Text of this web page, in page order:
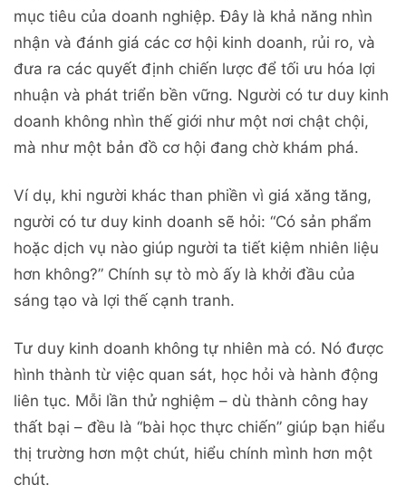
mục tiêu của doanh nghiệp. Đây là khả năng nhìn
nhận và đánh giá các cơ hội kinh doanh, rủi ro, và
đưa ra các quyết định chiến lược để tối ưu hóa lợi
nhuận và phát triển bền vững. Người có tư duy kinh
doanh không nhìn thế giới như một nơi chật chội,
mà như một bản đồ cơ hội đang chờ khám phá.
Ví dụ, khi người khác than phiền vì giá xăng tăng,
người có tư duy kinh doanh sẽ hỏi: “Có sản phẩm
hoặc dịch vụ nào giúp người ta tiết kiệm nhiên liệu
hơn không?” Chính sự tò mò ấy là khởi đầu của
sáng tạo và lợi thế cạnh tranh.
Tư duy kinh doanh không tự nhiên mà có. Nó được
hình thành từ việc quan sát, học hỏi và hành động
liên tục. Mỗi lần thử nghiệm – dù thành công hay
thất bại – đều là “bài học thực chiến” giúp bạn hiểu
thị trường hơn một chút, hiểu chính mình hơn một
chút.